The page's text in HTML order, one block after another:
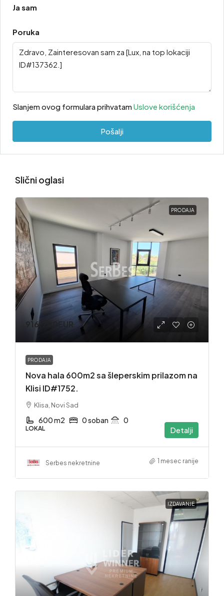
Ja sam
Poruka
Slanjem ovog formulara prihvatamUslove korišćenja
Pošalji
Slični oglasi
PRODAJA
916,700EUR
PRODAJA
Nova hala 600m2 sa šleperskim prilazom na
Klisi ID#1752.
Klisa, Novi Sad
600 m2 0 soban 0
LOKAL Detalji
Serbes nekretnine 1 mesec ranije
IZDAVANJE